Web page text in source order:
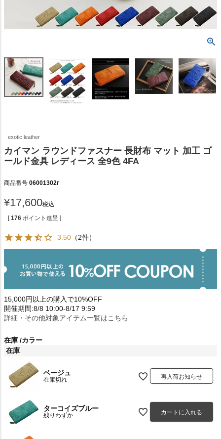
exotic leather
カイマン ラウンドファスナー 長財布 マット 加工 ゴ
ールド金具 レディース 全9色 4FA
商品番号 06001302r
¥17,600税込
[ 176 ポイント進呈 ]
3.50 （2件）
15,000円以上の購入で10%OFF
開催期間:8/8 10:00-8/17 9:59
詳細・その他対象アイテム一覧はこちら
在庫 カラー
在庫
ベージュ
在庫切れ 再入荷お知らせ
ターコイズブルー
残りわずか カートに入れる